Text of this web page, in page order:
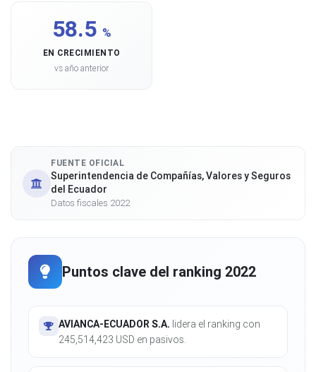
58.5 %
EN CRECIMIENTO
vs año anterior
FUENTE OFICIAL
Superintendencia de Compañías, Valores y Seguros
del Ecuador
Datos fiscales 2022
Puntos clave del ranking 2022
AVIANCA-ECUADOR S.A. lidera el ranking con
245,514,423 USD en pasivos.